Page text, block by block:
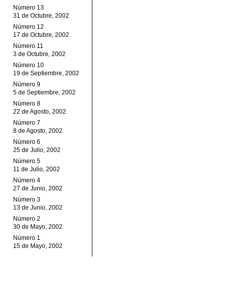
Número 13
31 de Octubre, 2002
Número 12
17 de Octubre, 2002
Número 11
3 de Octubre, 2002
Número 10
19 de Septiembre, 2002
Número 9
5 de Septiembre, 2002
Número 8
22 de Agosto, 2002
Número 7
8 de Agosto, 2002
Número 6
25 de Julio, 2002
Número 5
11 de Julio, 2002
Número 4
27 de Junio, 2002
Número 3
13 de Junio, 2002
Número 2
30 de Mayo, 2002
Número 1
15 de Mayo, 2002